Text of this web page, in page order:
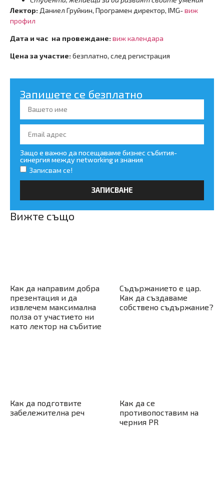
Лектор: Даниел Груйкин, Програмен директор, IMG-виж
профил
Дата и час на провеждане: виж календара
Цена за участие: безплатно, след регистрация
Запишете се безплатно
Защо е важно да посещаваме бизнес събития-
синергия между networking и знания
Записвам се!
ЗАПИСВАНЕ
Вижте също
Как да направим добра
презентация и да
извлечем максимална
полза от участието ни
като лектор на събитие
Съдържанието е цар.
Как да създаваме
собствено съдържание?
Как да подготвите
забележителна реч
Как да се
противопоставим на
черния PR